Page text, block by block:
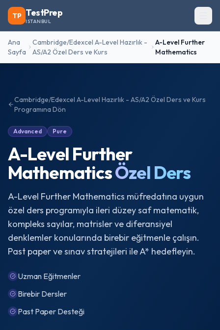
TP TestPrep
ISTANBUL
Ana
Sayfa
Cambridge/Edexcel A-Level Hazırlık -
AS/A2 Özel Ders ve Kurs
A-Level Further
Mathematics
Cambridge/Edexcel A-Level Hazırlık - AS/A2 Özel Ders ve Kurs
Programına Dön
Advanced Pure
A-Level Further
MathematicsÖzel Ders
A-Level Further Mathematics müfredatına uygun
özel ders programıyla ileri düzey saf matematik,
kompleks sayılar, matrisler ve diferansiyel
denklemler konularında birebir eğitmenle çalışın.
Past paper ve sınav stratejileri ile A* hedefleyin.
Uzman Eğitmenler
Birebir Dersler
Past Paper Desteği